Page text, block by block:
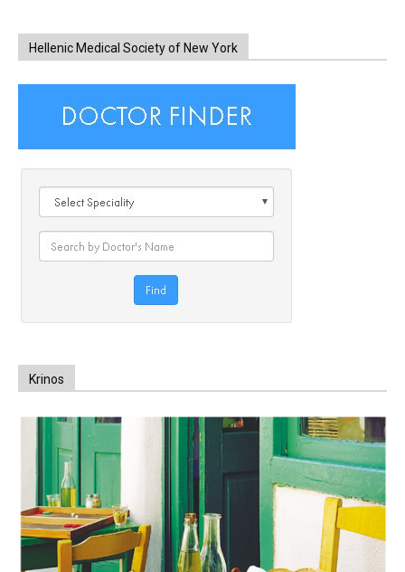
Hellenic Medical Society of New York
Krinos